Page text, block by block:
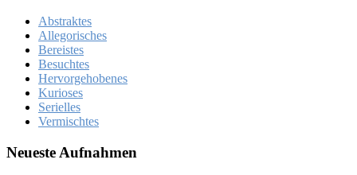
Abstraktes
Allegorisches
Bereistes
Besuchtes
Hervorgehobenes
Kurioses
Serielles
Vermischtes
Neue­ste Auf­nah­men